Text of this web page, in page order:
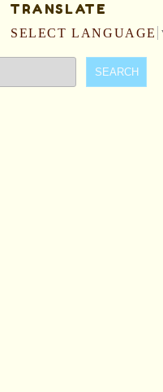
TRANSLATE
SELECT LANGUAGE